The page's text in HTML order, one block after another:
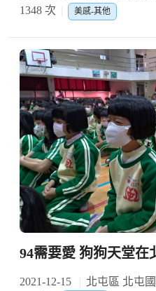
1348 次
美感-其他
94需要愛 狗狗天堂在
2021-12-15 北屯區 北屯